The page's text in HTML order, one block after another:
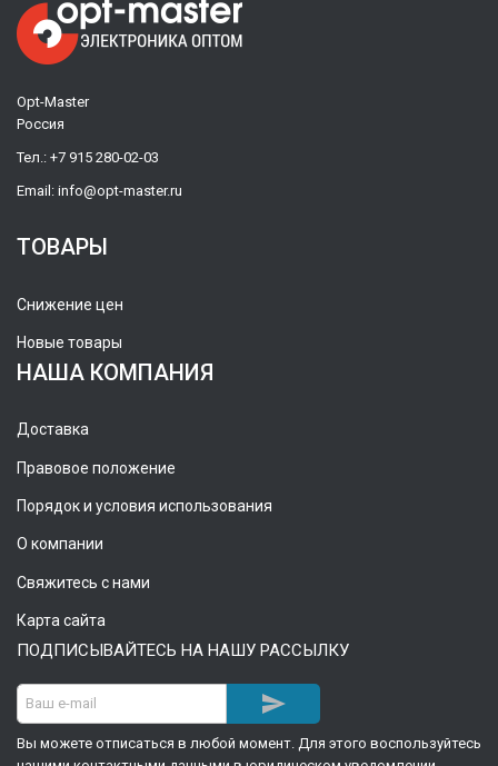
Opt-Master
Россия
Тел.: +7 915 280-02-03
Email: info@opt-master.ru
ТОВАРЫ
Снижение цен
Новые товары
НАША КОМПАНИЯ
Доставка
Правовое положение
Порядок и условия использования
О компании
Свяжитесь с нами
Карта сайта
ПОДПИСЫВАЙТЕСЬ НА НАШУ РАССЫЛКУ

Вы можете отписаться в любой момент. Для этого воспользуйтесь